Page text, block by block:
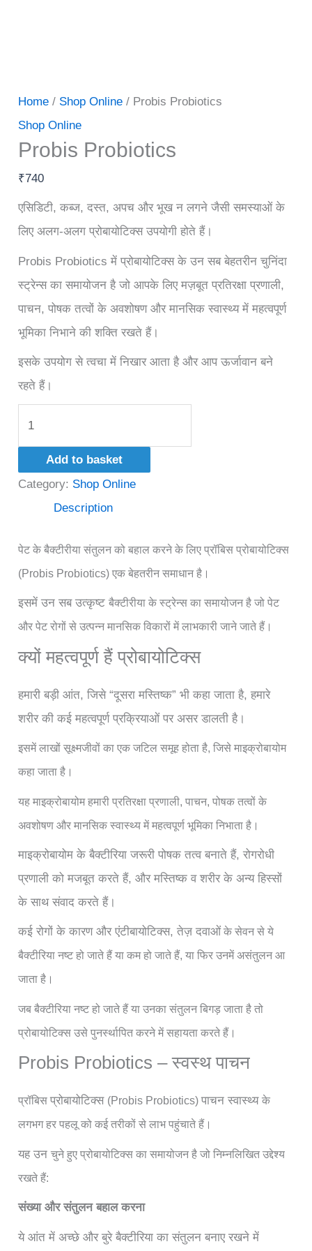
Home / Shop Online / Probis Probiotics
Shop Online
Probis Probiotics
₹740
एसिडिटी, कब्ज, दस्त, अपच और भूख न लगने जैसी समस्याओं के
लिए अलग-अलग प्रोबायोटिक्स उपयोगी होते हैं।
Probis Probiotics में प्रोबायोटिक्स के उन सब बेहतरीन चुनिंदा
स्ट्रेन्स का समायोजन है जो आपके लिए मज़बूत प्रतिरक्षा प्रणाली,
पाचन, पोषक तत्वों के अवशोषण और मानसिक स्वास्थ्य में महत्वपूर्ण
भूमिका निभाने की शक्ति रखते हैं।
इसके उपयोग से त्वचा में निखार आता है और आप ऊर्जावान बने
रहते हैं।
quantityAdd to basket
Category: Shop Online
Description
पेट के बैक्टीरीया संतुलन को बहाल करने के लिए प्रॉबिस प्रोबायोटिक्स
(Probis Probiotics) एक बेहतरीन समाधान है।
इसमें उन सब उत्कृष्टबैक्टीरीया के स्ट्रेन्स का समायोजन है जो पेट
और पेट रोगों से उत्पन्न मानसिक विकारों में लाभकारी जाने जाते हैं।
क्यों महत्वपूर्ण हैं प्रोबायोटिक्स
हमारी बड़ी आंत, जिसे “दूसरा मस्तिष्क” भी कहा जाता है, हमारे
शरीर की कई महत्वपूर्ण प्रक्रियाओं पर असर डालती है।
इसमें लाखों सूक्ष्मजीवों का एक जटिल समूह होता है, जिसे माइक्रोबायोम
कहा जाता है।
यह माइक्रोबायोम हमारी प्रतिरक्षा प्रणाली, पाचन, पोषक तत्वों के
अवशोषण और मानसिक स्वास्थ्य में महत्वपूर्ण भूमिका निभाता है।
माइक्रोबायोम के बैक्टीरिया जरूरी पोषक तत्व बनाते हैं, रोगरोधी
प्रणाली को मजबूत करते हैं, और मस्तिष्क व शरीर के अन्य हिस्सों
के साथ संवाद करते हैं।
कई रोगों के कारण और एंटीबायोटिक्स, तेज़ दवाओं के सेवन से ये
बैक्टीरिया नष्ट हो जाते हैं या कम हो जाते हैं, या फिर उनमें असंतुलन आ
जाता है।
जबबैक्टीरिया नष्ट हो जाते हैं या उनकासंतुलन बिगड़ जाता है तो
प्रोबायोटिक्सउसे पुनर्स्थापित करने में सहायता करते हैं।
Probis Probiotics – स्वस्थ पाचन
प्रॉबिसप्रोबायोटिक्स (Probis Probiotics)पाचन स्वास्थ्यके
लगभग हर पहलूको कई तरीकों से लाभ पहुंचाते हैं।
यह उनचुने हुए प्रोबायोटिक्स का समायोजन है जो निम्नलिखित उद्देश्य
रखते हैं:
संख्या और संतुलन बहाल करना
ये आंत में अच्छे और बुरे बैक्टीरिया का संतुलन बनाए रखने में